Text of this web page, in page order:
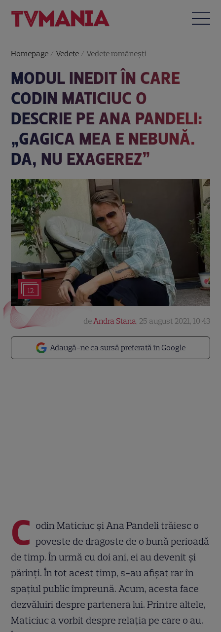
Homepage /Vedete /Vedete româneşti
MODUL INEDIT ÎN CARE
CODIN MATICIUC O
DESCRIE PE ANA PANDELI:
„GAGICA MEA E NEBUNĂ.
DA, NU EXAGEREZ”
12
Adaugă-ne ca sursă preferată în Google
deAndra Stana, 25 august 2021, 10:43
C odin Maticiuc și Ana Pandeli trăiesc o
poveste de dragoste de o bună perioadă
de timp. În urmă cu doi ani, ei au devenit și
părinți. În tot acest timp, s-au afișat rar în
spațiul public împreună. Acum, acesta face
dezvăluiri despre partenera lui. Printre altele,
Maticiuc a vorbit despre relația pe care o au.